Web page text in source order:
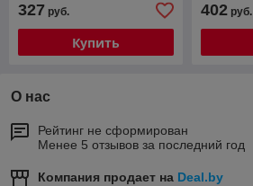
327 руб.
Купить
402руб.
О нас
Рейтинг не сформирован
Менее 5 отзывов за последний год
Компания продает на Deal.by